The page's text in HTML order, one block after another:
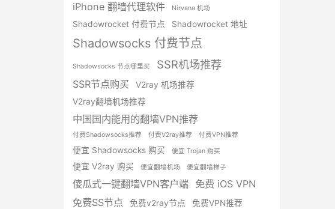
iPhone 翻墙代理软件 Nirvana 机场
Shadowrocket 付费节点 Shadowrocket 地址
Shadowsocks 付费节点
Shadowsocks 节点哪里买 SSR机场推荐
SSR节点购买
V2ray 机场推荐
V2ray翻墙机场推荐
中国国内能用的翻墙VPN推荐
付费Shadowsocks推荐 付费V2ray推荐 付费VPN推荐
便宜 Shadowsocks 购买 便宜 Trojan 购买
便宜 V2ray 购买 便宜翻墙机场 便宜翻墙梯子
傻瓜式一键翻墙VPN客户端 免费 iOS VPN
免费SS节点
免费v2ray节点 免费VPN推荐